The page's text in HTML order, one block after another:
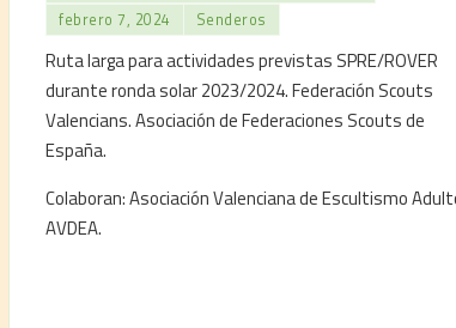
febrero 7, 2024
Senderos
Ruta larga para actividades previstas SPRE/ROVER
durante ronda solar 2023/2024. Federación Scouts
Valencians. Asociación de Federaciones Scouts de
España.
Colaboran: Asociación Valenciana de Escultismo
AVDEA.